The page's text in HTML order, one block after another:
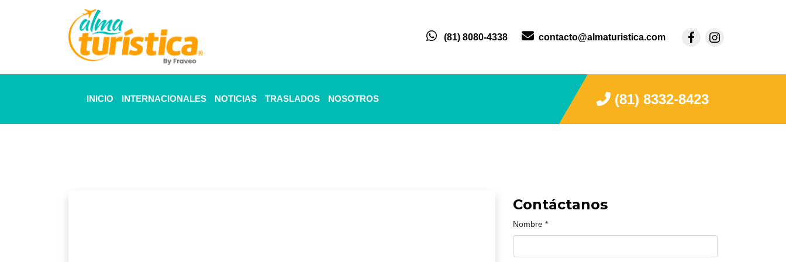
(81) 8080-4338 contacto@almaturistica.com
INICIO INTERNACIONALES NOTICIAS TRASLADOS NOSOTROS (81) 8332-8423
Contáctanos
Nombre *